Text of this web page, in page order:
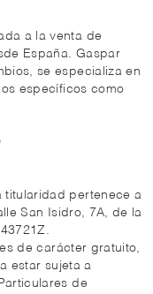
a la venta de
España. Gaspar
se especializa en
específicos como
titularidad pertenece a
San Isidro, 7A, de la
de carácter gratuito,
estar sujeta a
de